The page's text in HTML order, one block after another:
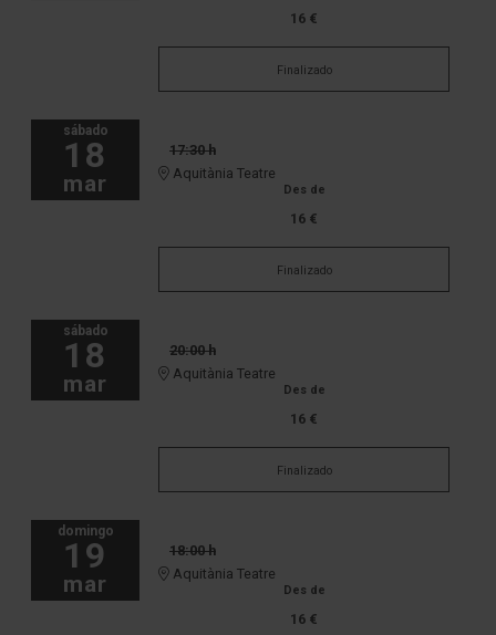
16 €
Finalizado
sábado
18
mar
17:30 h
Aquitània Teatre
Des de
16 €
Finalizado
sábado
18
mar
20:00 h
Aquitània Teatre
Des de
16 €
Finalizado
domingo
19
mar
18:00 h
Aquitània Teatre
Des de
16 €